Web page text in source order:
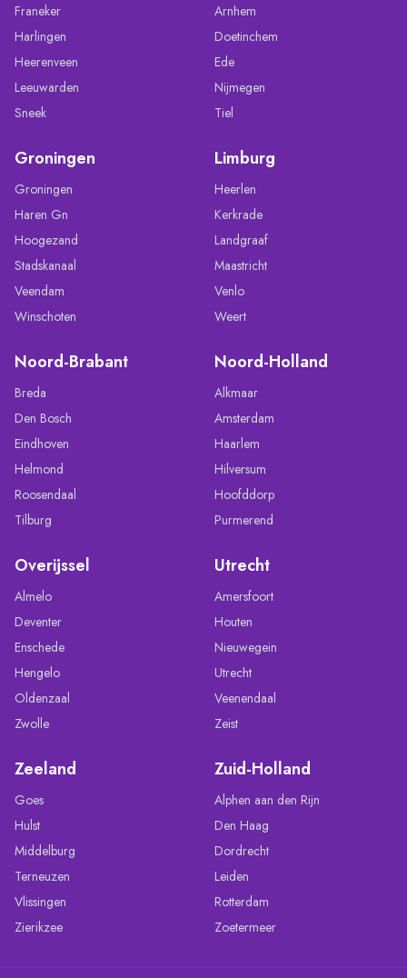
Franeker
Harlingen
Heerenveen
Leeuwarden
Sneek
Arnhem
Doetinchem
Ede
Nijmegen
Tiel
Groningen
Groningen
Haren Gn
Hoogezand
Stadskanaal
Veendam
Winschoten
Limburg
Heerlen
Kerkrade
Landgraaf
Maastricht
Venlo
Weert
Noord-Brabant
Breda
Den Bosch
Eindhoven
Helmond
Roosendaal
Tilburg
Noord-Holland
Alkmaar
Amsterdam
Haarlem
Hilversum
Hoofddorp
Purmerend
Overijssel
Almelo
Deventer
Enschede
Hengelo
Oldenzaal
Zwolle
Utrecht
Amersfoort
Houten
Nieuwegein
Utrecht
Veenendaal
Zeist
Zeeland
Goes
Hulst
Middelburg
Terneuzen
Vlissingen
Zierikzee
Zuid-Holland
Alphen aan den Rijn
Den Haag
Dordrecht
Leiden
Rotterdam
Zoetermeer